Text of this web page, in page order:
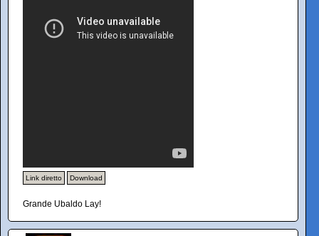
Link diretto Download
Grande Ubaldo Lay!